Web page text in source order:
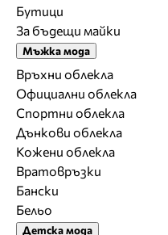
Бутици
За бъдещи майки
Мъжка мода
Връхни облекла
Официални облекла
Спортни облекла
Дънкови облекла
Кожени облекла
Вратовръзки
Бански
Бельо
Детска мода